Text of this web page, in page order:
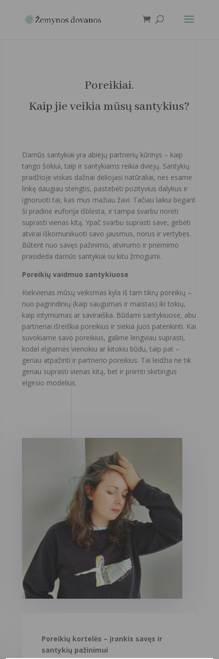
Poreikiai.
Kaip jie veikia mūsų santykius?
Darnūs santykiai yra abiejų partnerių kūrinys – kaip
tango šokiui, taip ir santykiams reikia dviejų. Santykių
pradžioje viskas dažnai dėliojasi natūraliai, nes esame
linkę daugiau stengtis, pastebėti pozityvius dalykus ir
ignoruoti tai, kas mus mažiau žavi. Tačiau laikui bėgant
ši pradinė euforija išblėsta, ir tampa svarbu norėti
suprasti vienas kitą. Ypač svarbu suprasti save, gebėti
atvirai iškomunikuoti savo jausmus, norus ir vertybes.
Būtent nuo savęs pažinimo, atvirumo ir priėmimo
prasideda darnūs santykiai su kitu žmogumi.
Poreikių vaidmuo santykiuose
Kiekvienas mūsų veiksmas kyla iš tam tikrų poreikių –
nuo pagrindinių (kaip saugumas ir maistas) iki tokių,
kaip intymumas ar saviraiška. Būdami santykiuose, abu
partneriai išreiškia poreikius ir siekia juos patenkinti. Kai
suvokiame savo poreikius, galime lengviau suprasti,
kodėl elgiamės vienokiu ar kitokiu būdu, taip pat –
geriau atpažinti ir partnerio poreikius. Tai leidžia ne tik
geriau suprasti vienas kitą, bet ir priimti skirtingus
elgesio modelius.
Poreikių kortelės – įrankis savęs ir
santykių pažinimui